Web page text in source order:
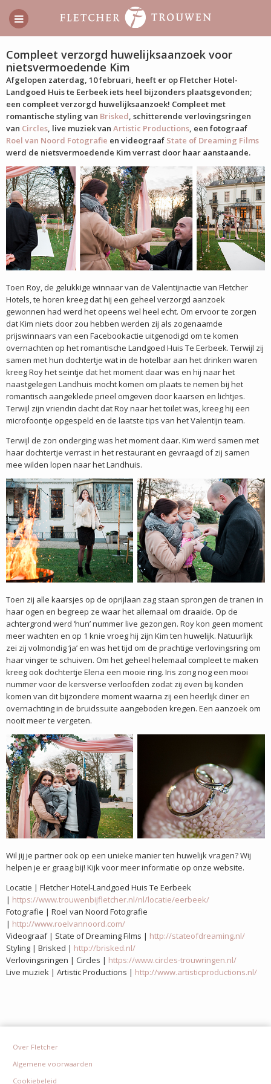
Compleet verzorgd huwelijksaanzoek voor
nietsvermoedende Kim
Afgelopen zaterdag, 10 februari, heeft er op Fletcher Hotel-
Landgoed Huis te Eerbeek iets heel bijzonders plaatsgevonden;
een compleet verzorgd huwelijksaanzoek! Compleet met
romantische styling van Brisked, schitterende verlovingsringen
van Circles, live muziek van Artistic Productions, een fotograaf
Roel van Noord Fotografie en videograaf State of Dreaming Films
werd de nietsvermoedende Kim verrast door haar aanstaande.
Toen Roy, de gelukkige winnaar van de Valentijnactie van Fletcher
Hotels, te horen kreeg dat hij een geheel verzorgd aanzoek
gewonnen had werd het opeens wel heel echt. Om ervoor te zorgen
dat Kim niets door zou hebben werden zij als zogenaamde
prijswinnaars van een Facebookactie uitgenodigd om te komen
overnachten op het romantische Landgoed Huis Te Eerbeek. Terwijl zij
samen met hun dochtertje wat in de hotelbar aan het drinken waren
kreeg Roy het seintje dat het moment daar was en hij naar het
naastgelegen Landhuis mocht komen om plaats te nemen bij het
romantisch aangeklede prieel omgeven door kaarsen en lichtjes.
Terwijl zijn vriendin dacht dat Roy naar het toilet was, kreeg hij een
microfoontje opgespeld en de laatste tips van het Valentijn team.
Terwijl de zon onderging was het moment daar. Kim werd samen met
haar dochtertje verrast in het restaurant en gevraagd of zij samen
mee wilden lopen naar het Landhuis.
Toen zij alle kaarsjes op de oprijlaan zag staan sprongen de tranen in
haar ogen en begreep ze waar het allemaal om draaide. Op de
achtergrond werd ‘hun’ nummer live gezongen. Roy kon geen moment
meer wachten en op 1 knie vroeg hij zijn Kim ten huwelijk. Natuurlijk
zei zij volmondig ‘ja’ en was het tijd om de prachtige verlovingsring om
haar vinger te schuiven. Om het geheel helemaal compleet te maken
kreeg ook dochtertje Elena een mooie ring. Iris zong nog een mooi
nummer voor de kersverse verloofden zodat zij even bij konden
komen van dit bijzondere moment waarna zij een heerlijk diner en
overnachting in de bruidssuite aangeboden kregen. Een aanzoek om
nooit meer te vergeten.
Wil jij je partner ook op een unieke manier ten huwelijk vragen? Wij
helpen je er graag bij! Kijk voor meer informatie op onze website.
Locatie | Fletcher Hotel-Landgoed Huis Te Eerbeek
| https://www.trouwenbijfletcher.nl/nl/locatie/eerbeek/
Fotografie | Roel van Noord Fotografie
| http://www.roelvannoord.com/
Videograaf | State of Dreaming Films | http://stateofdreaming.nl/
Styling | Brisked | http://brisked.nl/
Verlovingsringen | Circles | https://www.circles-trouwringen.nl/
Live muziek | Artistic Productions | http://www.artisticproductions.nl/
Over Fletcher
Algemene voorwaarden
Cookiebeleid